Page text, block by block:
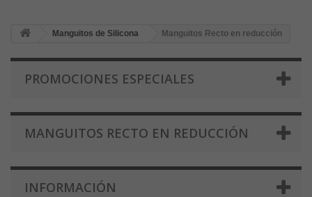
Manguitos de Silicona Manguitos Recto en reducción
PROMOCIONES ESPECIALES
MANGUITOS RECTO EN REDUCCIÓN
INFORMACIÓN